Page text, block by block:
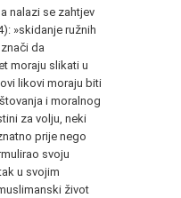
nalazi se zahtjev
»skidanje ružnih
da
moraju slikati u
likovi moraju biti
i moralnog
za volju, neki
prije nego
svoju
u svojim
život